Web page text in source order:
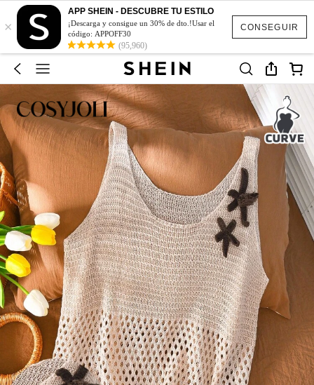
CONSEGUIR
×
APP SHEIN - DESCUBRE TU ESTILO
¡Descarga y consigue un 30% de dto.!Usar el
código: APPOFF30
(95,960)